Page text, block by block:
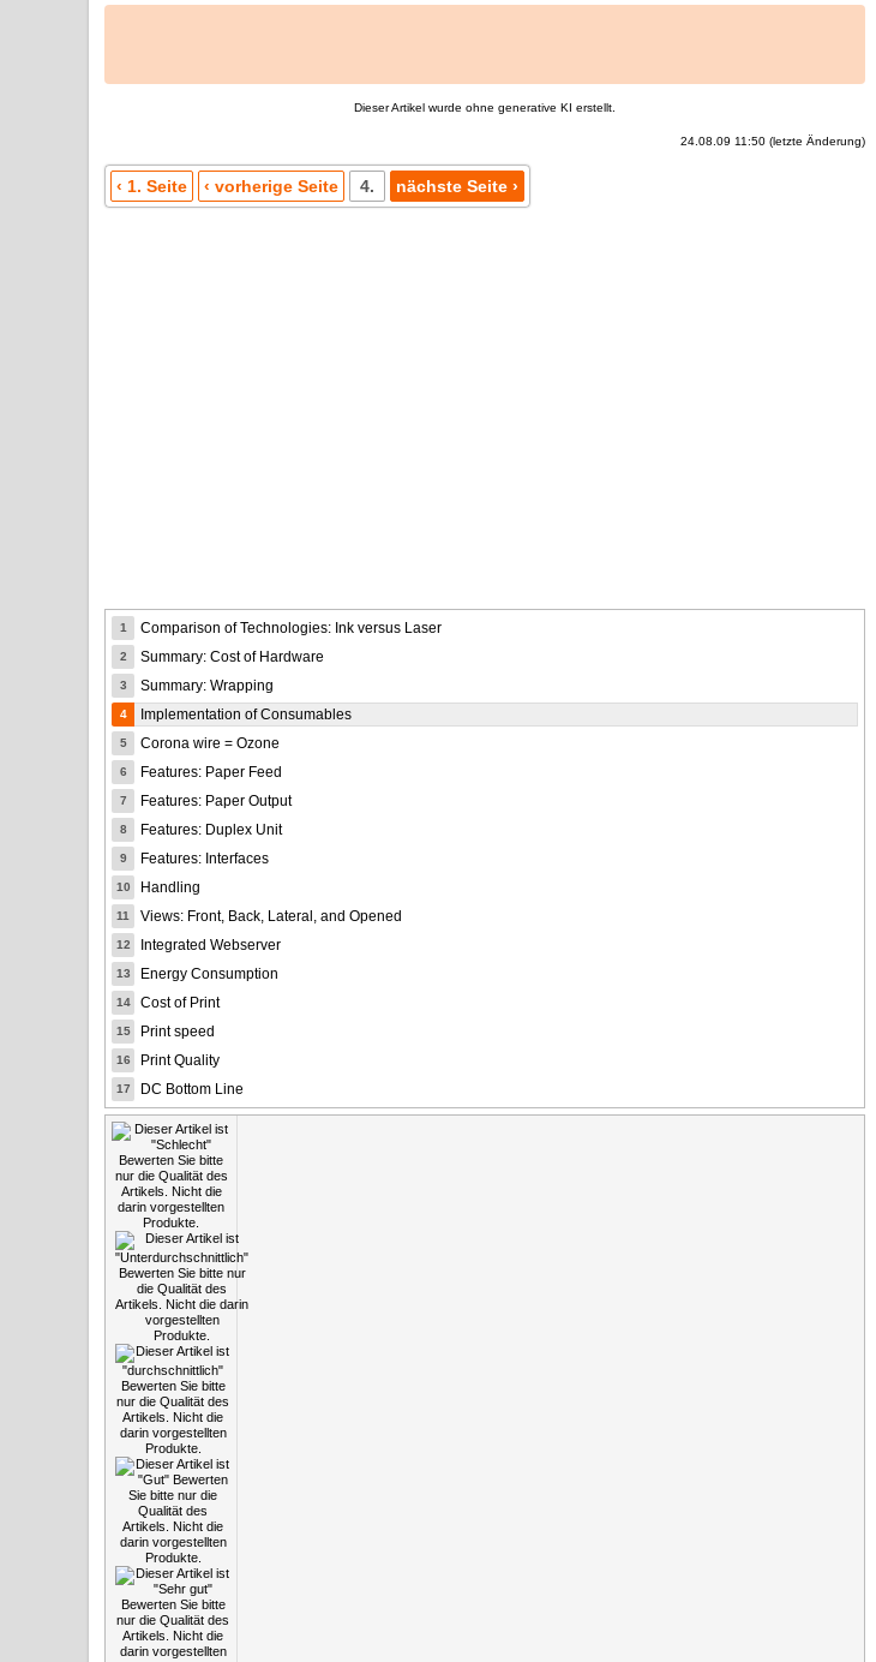
Dieser Artikel wurde ohne generative KI erstellt.
24.08.09 11:50 (letzte Änderung)
‹ 1. Seite ‹ vorherige Seite 4. nächste Seite ›
1 Comparison of Technologies: Ink versus Laser
2 Summary: Cost of Hardware
3 Summary: Wrapping
4 Implementation of Consumables
5 Corona wire = Ozone
6 Features: Paper Feed
7 Features: Paper Output
8 Features: Duplex Unit
9 Features: Interfaces
10 Handling
11 Views: Front, Back, Lateral, and Opened
12 Integrated Webserver
13 Energy Consumption
14 Cost of Print
15 Print speed
16 Print Quality
17 DC Bottom Line